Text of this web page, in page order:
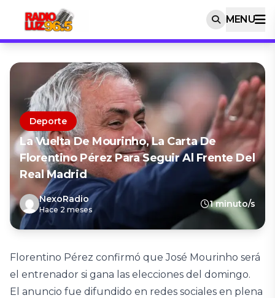
MENU
Deporte
La Vuelta De Mourinho, La Carta De
Florentino Pérez Para Seguir Al Frente Del
Real Madrid
NexoRadio
Hace 2 meses
1 minuto/s
Florentino Pérez confirmó que José Mourinho será
el entrenador si gana las elecciones del domingo.
El anuncio fue difundido en redes sociales en plena